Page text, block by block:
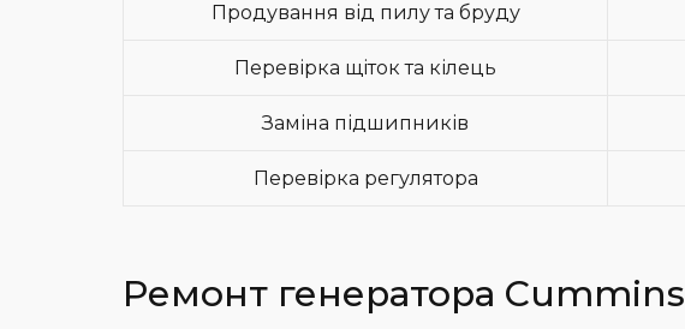
Продування від пилу та бруду
Перевірка щіток та кілець
Заміна підшипників
Перевірка регулятора
Ремонт генератора Cummins